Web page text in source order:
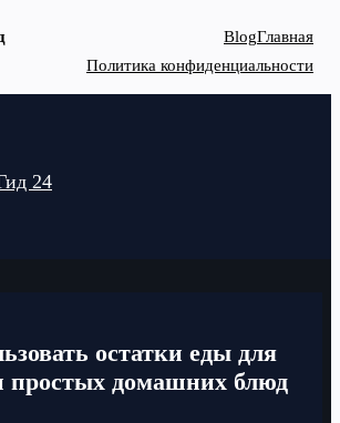
BlogГлавная
Политика конфиденциальности
24
остатки еды для
простых домашних блюд